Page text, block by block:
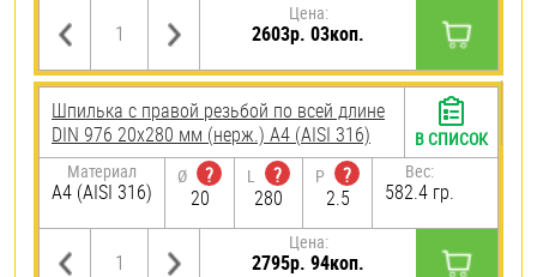
Цена:
2603р. 03коп.
Шпилька с правой резьбой по всей длине
DIN 976 20х280 мм (нерж.) A4 (AISI 316)
Материал
A4 (AISI 316)
Ø
?
20
L
?
280
P
?
2.5
Вес:
582.4 гр.
Цена:
2795р. 94коп.
В СПИСОК